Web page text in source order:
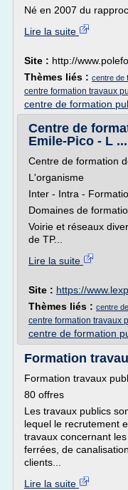
Né en 2007 du
Lire la suite
Site : http://
Thèmes liés : centre de
centre formation travaux
centre de formation
Centre de
Emile-Pico - L ...
Centre de formation
L'organisme
Inter - Intra -
Domaines de
Voirie et réseaux
de TP...
Lire la suite
Site : https://
Thèmes liés : centre
centre formation travaux
centre de formation
Formation
Formation travaux
80 offres
Les travaux publics
lequel le recrutement
travaux concernant
ferrées, de
clients...
Lire la suite